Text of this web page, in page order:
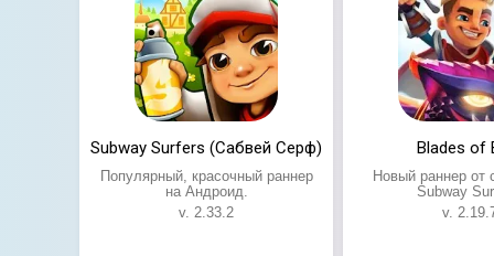
Subway Surfers (Сабвей Серф)
Популярный, красочный раннер
на Андроид.
v. 2.33.2
Blades of
Новый раннер от
Subway
v.